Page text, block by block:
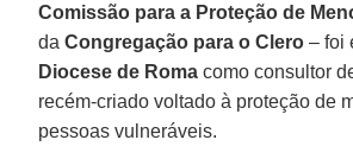
Comissão para a Proteção de
daCongregação para o Clero – foi
Diocese de Roma como consultor
recém-criado voltado à proteção de
pessoas vulneráveis.